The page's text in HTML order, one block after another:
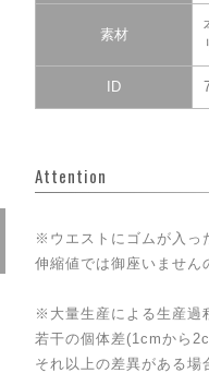
素材
ID
Attention
※ウエストにゴムが入っ
伸縮値では御座いません
※大量生産による生産過
若干の個体差(1cmから
それ以上の差異がある場